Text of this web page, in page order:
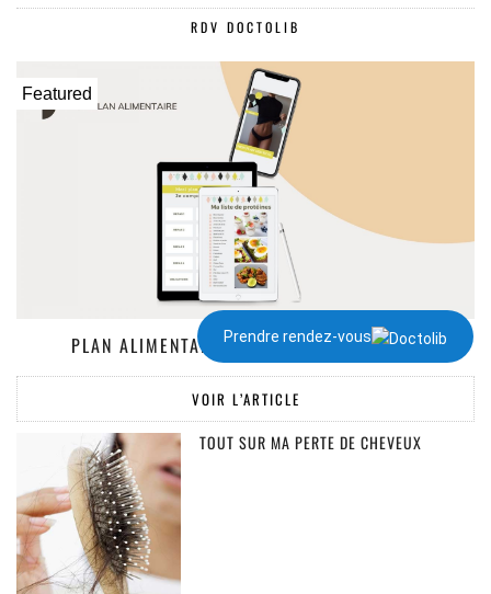
RDV DOCTOLIB
Prendre rendez-vous
Featured
PLAN ALIMENTAIRE DE 1300 À 2000 KCAL
VOIR L’ARTICLE
TOUT SUR MA PERTE DE CHEVEUX